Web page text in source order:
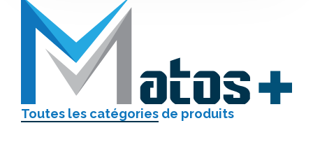
Toutes les catégories de produits